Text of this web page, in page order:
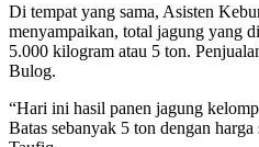
Di tempat yang sama, Asisten
menyampaikan, total jagung yang
5.000 kilogram atau 5 ton.
Bulog.
“Hari ini hasil panen jagung
Batas sebanyak 5 ton dengan